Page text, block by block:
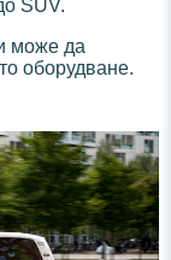
SUV.
може да
оборудване.